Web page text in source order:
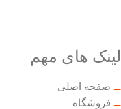
لینک های مهم
صفحه اصلی
فروشگاه